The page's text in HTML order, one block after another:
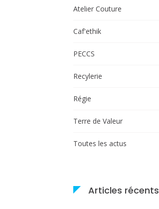
Atelier Couture
Caf'ethik
PECCS
Recylerie
Régie
Terre de Valeur
Toutes les actus
Articles récents